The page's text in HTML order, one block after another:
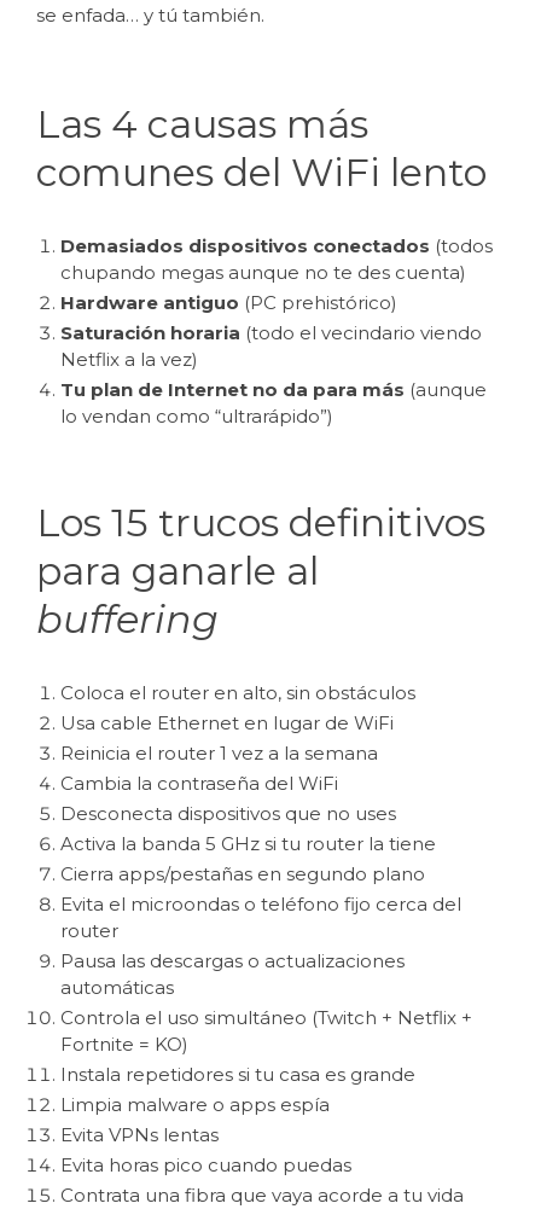
se enfada… y tú también.
Las 4 causas más
comunes del WiFi lento
Demasiados dispositivos conectados (todos
chupando megas aunque no te des cuenta)
Hardware antiguo (PC prehistórico)
Saturación horaria (todo el vecindario viendo
Netflix a la vez)
Tu plan de Internet no da para más (aunque
lo vendan como “ultrarápido”)
Los 15 trucos definitivos
para ganarle al
buffering
Coloca el router en alto, sin obstáculos
Usa cable Ethernet en lugar de WiFi
Reinicia el router 1 vez a la semana
Cambia la contraseña del WiFi
Desconecta dispositivos que no uses
Activa la banda 5 GHz si tu router la tiene
Cierra apps/pestañas en segundo plano
Evita el microondas o teléfono fijo cerca del
router
Pausa las descargas o actualizaciones
automáticas
Controla el uso simultáneo (Twitch + Netflix +
Fortnite = KO)
Instala repetidores si tu casa es grande
Limpia malware o apps espía
Evita VPNs lentas
Evita horas pico cuando puedas
Contrata una fibra que vaya acorde a tu vida